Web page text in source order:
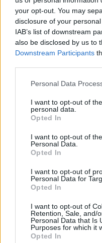
your opt-out. You may
disclosure of your
IAB’s list of downstream
also be disclosed by us to
Downstream Participants
Please note that this
not limited to your visit or
grant or deny consent to
use your data for below
consent section.
Personal Data
I want to opt-out of
personal data.
Opted In
I want to opt-out of
Personal Data.
Opted In
I want to opt-out of
Personal Data for
Opted In
I want to opt-out of
Retention, Sale, and/
Personal Data that Is
Purposes for which it
Opted In